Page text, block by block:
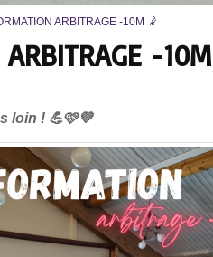
ARBITRAGE -10M 🤾
ARBITRAGE -
loin ! 💪🩷💜